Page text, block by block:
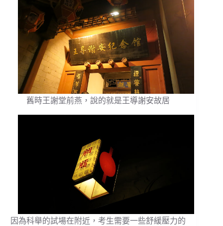
舊時王謝堂前燕，說的就是王導謝安故居
因為科舉的試場在附近，考生需要一些舒緩壓力的